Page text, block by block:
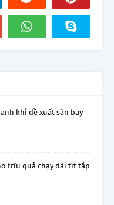
khi đề xuất sân bay
trĩu quả chạy dài tít tắp